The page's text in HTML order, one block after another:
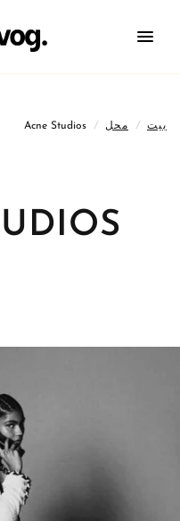
بيت / محل /
Acne Studios